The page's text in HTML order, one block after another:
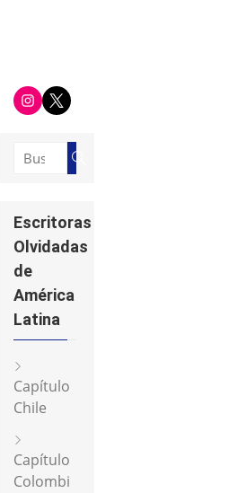
i
n
s
r
t
w
i
Buscar:
Buscar
Escritoras
Olvidadas
de
América
Latina
Capítulo
Chile
Capítulo
Colombi